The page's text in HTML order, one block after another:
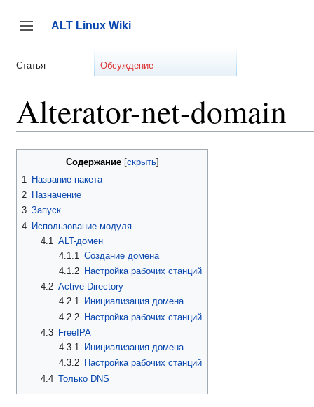
содержанию
Переключить боковую панель
ALT Linux Wiki
Статья Обсуждение
Alterator-net-domain
Содержание
1
Название пакета
2 Назначение
3 Запуск
4 Использование модуля
4.1 ALT-домен
4.1.1
Создание домена
4.1.2 Настройка рабочих станций
4.2 Active Directory
4.2.1 Инициализация домена
4.2.2 Настройка рабочих станций
4.3
FreeIPA
4.3.1
Инициализация домена
4.3.2 Настройка рабочих станций
4.4 Только DNS